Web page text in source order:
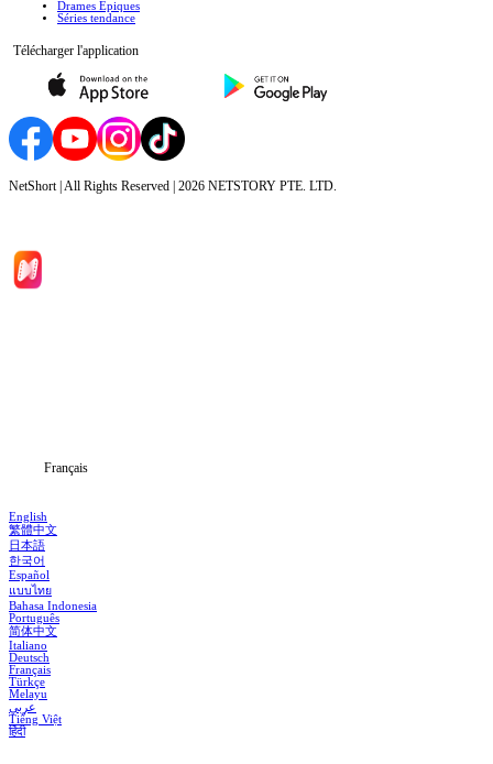
Drames Épiques
Séries tendance
Télécharger l'application
NetShort | All Rights Reserved | 2026 NETSTORY PTE. LTD.
Français
English
繁體中文
日本語
한국어
Español
แบบไทย
Bahasa Indonesia
Português
简体中文
Italiano
Deutsch
Français
Türkçe
Melayu
عربي
Tiếng Việt
हिंदी